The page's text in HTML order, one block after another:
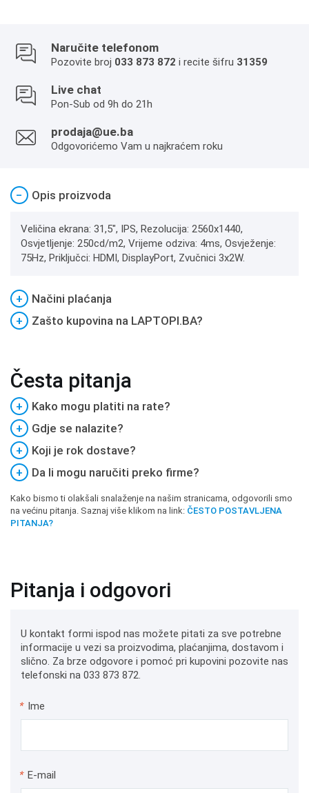
Naručite telefonom
Pozovite broj 033 873 872 i recite šifru 31359
Live chat
Pon-Sub od 9h do 21h
prodaja@ue.ba
Odgovorićemo Vam u najkraćem roku
− Opis proizvoda
Veličina ekrana: 31,5", IPS, Rezolucija: 2560x1440,
Osvjetljenje: 250cd/m2, Vrijeme odziva: 4ms, Osvježenje:
75Hz, Priključci: HDMI, DisplayPort, Zvučnici 3x2W.
+
Načini plaćanja
+
Zašto kupovina na LAPTOPI.BA?
Česta pitanja
+
Kako mogu platiti na rate?
+
Gdje se nalazite?
+
Koji je rok dostave?
+
Da li mogu naručiti preko firme?
Kako bismo ti olakšali snalaženje na našim stranicama, odgovorili smo
na većinu pitanja. Saznaj više klikom na link: ČESTO POSTAVLJENA
PITANJA?
Pitanja i odgovori
U kontakt formi ispod nas možete pitati za sve potrebne
informacije u vezi sa proizvodima, plaćanjima, dostavom i
slično. Za brze odgovore i pomoć pri kupovini pozovite nas
telefonski na 033 873 872.
* Ime
* E-mail